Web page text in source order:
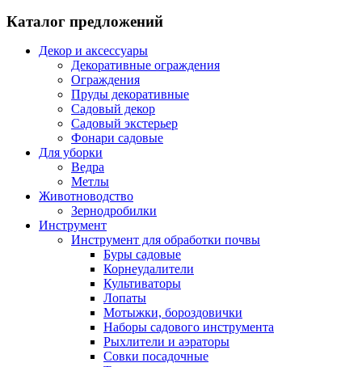
Каталог предложений
Декор и аксессуары
Декоративные ограждения
Ограждения
Пруды декоративные
Садовый декор
Садовый экстерьер
Фонари садовые
Для уборки
Ведра
Метлы
Животноводство
Зернодробилки
Инструмент
Инструмент для обработки почвы
Буры садовые
Корнеудалители
Культиваторы
Лопаты
Мотыжки, бороздовички
Наборы садового инструмента
Рыхлители и аэраторы
Совки посадочные